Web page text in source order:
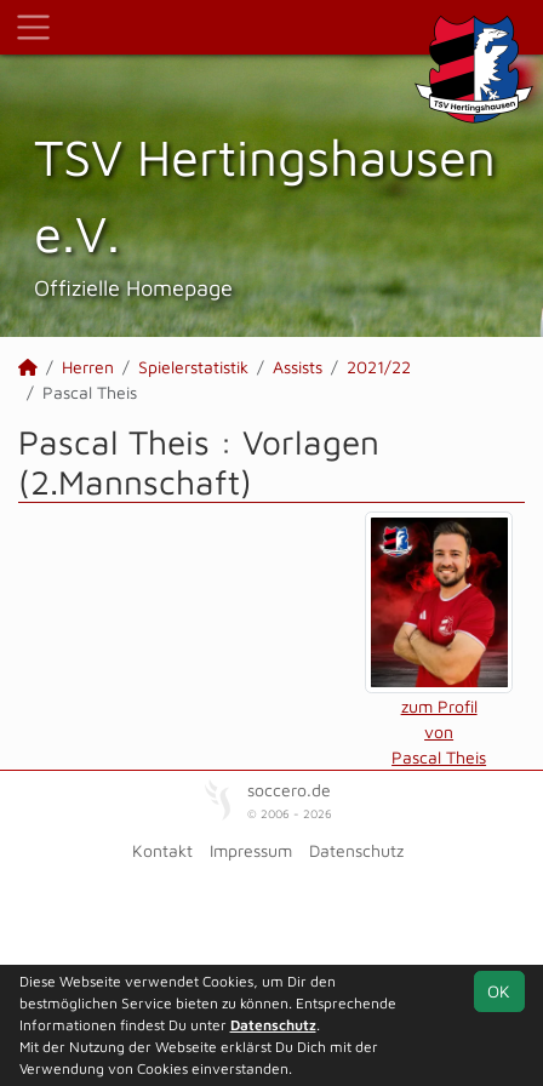
TSV Hertings­hausen
e.V.
Offizielle Homepage
Herren Spielerstatistik Assists
2021/22
Pascal Theis
Pascal Theis : Vorlagen
(2.Mannschaft)
zum Profil
von
Pascal Theis
soccero.de
© 2006 - 2026
Kontakt Impressum Datenschutz
OK
Diese Webseite verwendet Cookies, um Dir den
bestmöglichen Service bieten zu können. Entsprechende
Informationen findest Du unter Datenschutz.
Mit der Nutzung der Webseite erklärst Du Dich mit der
Verwendung von Cookies einverstanden.